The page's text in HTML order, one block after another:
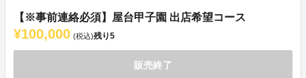
【※事前連絡必須】屋台甲子園 出店希望コース
¥100,000 (税込)残り5
販売終了